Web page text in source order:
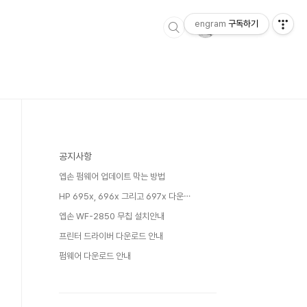
공지사항
엡손 펌웨어 업데이트 막는 방법
HP 695x, 696x 그리고 697x 다운⋯
엡손 WF-2850 무칩 설치안내
프린터 드라이버 다운로드 안내
펌웨어 다운로드 안내
engram 구독하기